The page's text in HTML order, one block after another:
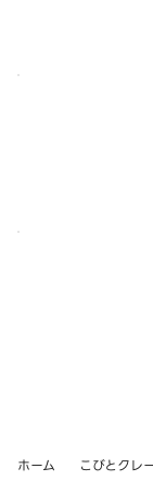
ホーム こびとクレ